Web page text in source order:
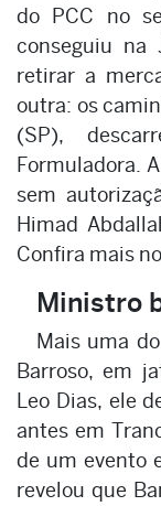
do PCC no
conseguiu na
retirar a
outra: os
(SP),
Formuladora.
sem
Himad
Confira mais
Ministro
Mais uma
Barroso, em
Leo Dias, ele
antes em
de um evento
revelou que